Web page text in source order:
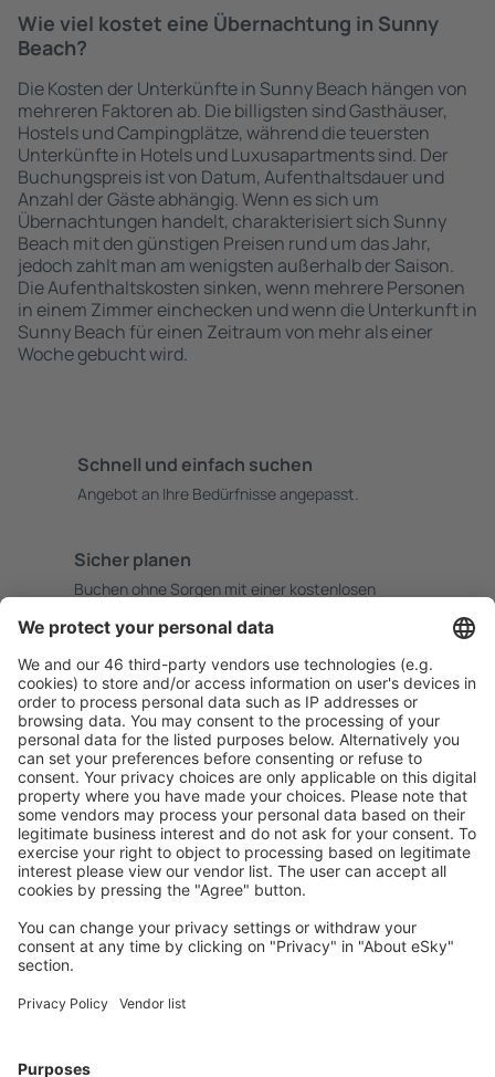
Wie viel kostet eine Übernachtung in Sunny
Beach?
Die Kosten der Unterkünfte in Sunny Beach hängen von
mehreren Faktoren ab. Die billigsten sind Gasthäuser,
Hostels und Campingplätze, während die teuersten
Unterkünfte in Hotels und Luxusapartments sind. Der
Buchungspreis ist von Datum, Aufenthaltsdauer und
Anzahl der Gäste abhängig. Wenn es sich um
Übernachtungen handelt, charakterisiert sich Sunny
Beach mit den günstigen Preisen rund um das Jahr,
jedoch zahlt man am wenigsten außerhalb der Saison.
Die Aufenthaltskosten sinken, wenn mehrere Personen
in einem Zimmer einchecken und wenn die Unterkunft in
Sunny Beach für einen Zeitraum von mehr als einer
Woche gebucht wird.
Schnell und einfach suchen
Angebot an Ihre Bedürfnisse angepasst.
Sicher planen
Buchen ohne Sorgen mit einer kostenlosen
Mehr sparen
Attraktive Preise und Spezialangebote für eingeloggte
Benutzer.
Unterkünfte, die Sie mögen
Wählen Sie aus über 1,3 Millionen Unterkünften: Hotels,
Hütten, Apartments und andere.
Unterkünfte in Bulgarien - Beliebte Städte